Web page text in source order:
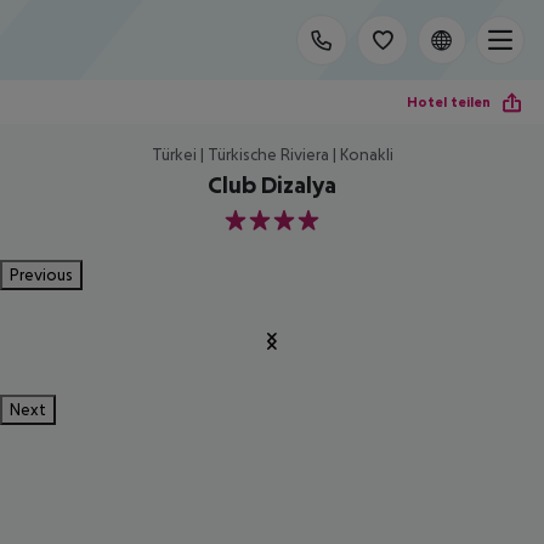
Hotel teilen
Türkei | Türkische Riviera | Konakli
Club Dizalya
4
Previous
Next